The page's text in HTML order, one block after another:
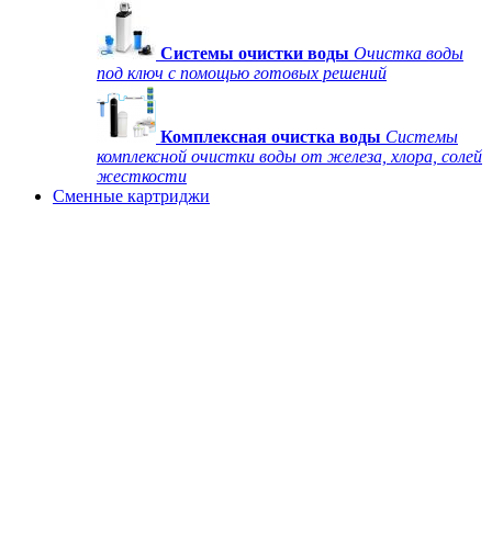
Системы очистки воды Очистка воды
под ключ с помощью готовых решений
Комплексная очистка воды Системы
комплексной очистки воды от железа, хлора, солей
жесткости
Сменные картриджи